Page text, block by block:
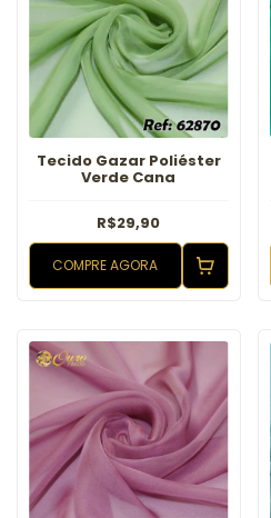
Tecido Gazar Poliéster
Verde Cana
R$29,90
COMPRE AGORA